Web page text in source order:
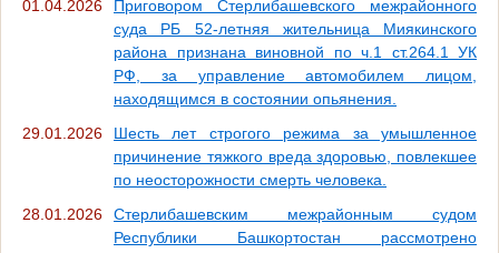
01.04.2026
Приговором Стерлибашевского межрайонного
суда РБ 52-летняя жительница Миякинского
района признана виновной по ч.1 ст.264.1 УК
РФ, за управление автомобилем лицом,
находящимся в состоянии опьянения.
29.01.2026
Шесть лет строгого режима за умышленное
причинение тяжкого вреда здоровью, повлекшее
по неосторожности смерть человека.
28.01.2026
Стерлибашевским межрайонным судом
Республики Башкортостан рассмотрено